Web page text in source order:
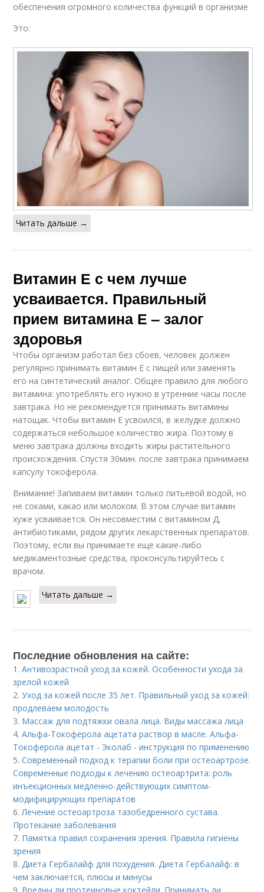
обеспечения огромного количества функций в организме
Это:
Читать дальше →
Витамин Е с чем лучше
усваивается. Правильный
прием витамина Е – залог
здоровья
Чтобы организм работал без сбоев, человек должен
регулярно принимать витамин Е с пищей или заменять
его на синтетический аналог. Общее правило для любого
витамина: употреблять его нужно в утренние часы после
завтрака. Но не рекомендуется принимать витамины
натощак. Чтобы витамин Е усвоился, в желудке должно
содержаться небольшое количество жира. Поэтому в
меню завтрака должны входить жиры растительного
происхождения. Спустя 30мин. после завтрака принимаем
капсулу токоферола.
Внимание! Запиваем витамин только питьевой водой, но
не соками, какао или молоком. В этом случае витамин
хуже усваивается. Он несовместим с витамином Д,
антибиотиками, рядом других лекарственных препаратов.
Поэтому, если вы принимаете еще какие-либо
медикаментозные средства, проконсультируйтесь с
врачом.
Читать дальше →
Последние обновления на сайте:
1.Антивозрастной уход за кожей. Особенности ухода за
зрелой кожей
2.Уход за кожей после 35 лет. Правильный уход за кожей:
продлеваем молодость
3. Массаж для подтяжки овала лица. Виды массажа лица
4.Альфа-Токоферола ацетата раствор в масле. Альфа-
Токоферола ацетат - Эколаб - инструкция по применению
5.Современный подход к терапии боли при остеоартрозе.
Современные подходы к лечению остеоартрита: роль
инъекционных медленно-действующих симптом-
модифицирующих препаратов
6.Лечение остеоартроза тазобедренного сустава.
Протекание заболевания
7. Памятка правил сохранения зрения. Правила гигиены
зрения
8.Диета Гербалайф для похудения. Диета Гербалайф: в
чем заключается, плюсы и минусы